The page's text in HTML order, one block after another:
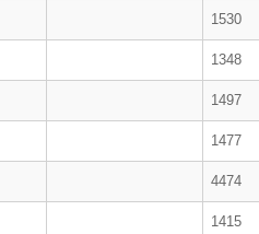
1530
1348
1497
1477
4474
1415